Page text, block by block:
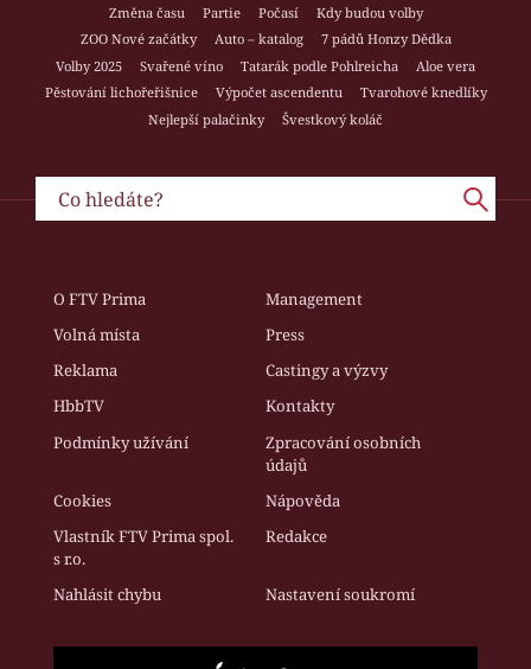
Změna času
Partie Počasí
Kdy budou volby
ZOO Nové začátky
Auto – katalog
7 pádů Honzy Dědka
Volby 2025
Svařené víno Tatarák podle Pohlreicha
Aloe vera
Pěstování lichořeřišnice
Výpočet ascendentu
Tvarohové knedlíky
Nejlepší palačinky
Švestkový koláč
O FTV Prima
Management
Volná místa
Press
Reklama
Castingy a výzvy
HbbTV
Kontakty
Podmínky užívání
Zpracování osobních
údajů
Cookies
Nápověda
Vlastník FTV Prima spol.
s r.o.
Redakce
Nahlásit chybu Nastavení soukromí